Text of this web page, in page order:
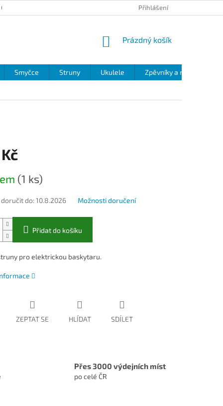
OSOBNÍCH ÚDAJŮ Přihlášení
NÁKUPNÍ
Prázdný košík
Smyčce Struny Ukulele Zpěvníky a noty
(1 ks)
do: 10.8.2026 Možnosti doručení
Přidat do košíku
pro elektrickou baskytaru.
ZEPTAT SE HLÍDAT SDÍLET
Přes 3000 výdejních míst
po celé ČR